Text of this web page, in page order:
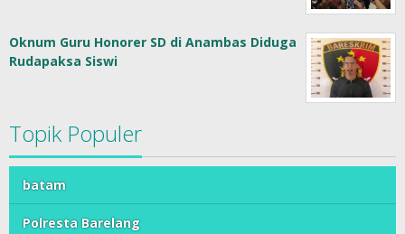
Oknum Guru Honorer SD di Anambas Diduga
Rudapaksa Siswi
Topik Populer
batam
Polresta Barelang